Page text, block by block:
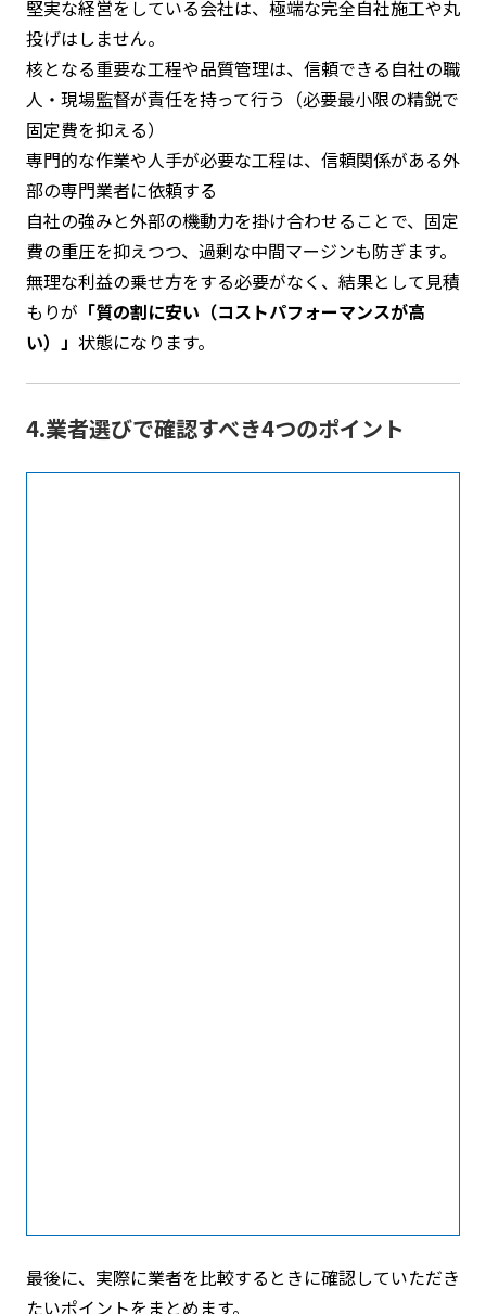
堅実な経営をしている会社は、極端な完全自社施工や丸
投げはしません。
核となる重要な工程や品質管理は、信頼できる自社の職
人・現場監督が責任を持って行う（必要最小限の精鋭で
固定費を抑える）
専門的な作業や人手が必要な工程は、信頼関係がある外
部の専門業者に依頼する
自社の強みと外部の機動力を掛け合わせることで、固定
費の重圧を抑えつつ、過剰な中間マージンも防ぎます。
無理な利益の乗せ方をする必要がなく、結果として見積
もりが 「質の割に安い（コストパフォーマンスが高
い）」 状態になります。
4.業者選びで確認すべき4つのポイント
最後に、実際に業者を比較するときに確認していただき
たいポイントをまとめます。